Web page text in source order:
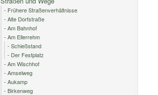
- Frühere Straßenverhältnisse
- Alte Dorfstraße
- Am Bahnhof
- Am Ellerrehm
- Schießstand
- Der Festplatz
- Am Wischhof
- Amselweg
- Aukamp
- Birkenweg